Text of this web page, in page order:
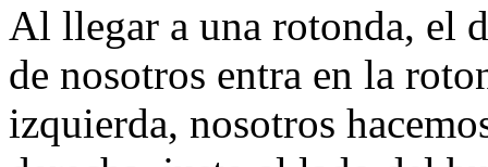
Al llegar a una rotonda, el
de nosotros entra en la
izquierda, nosotros